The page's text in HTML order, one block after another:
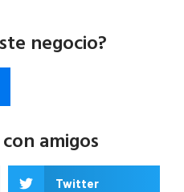
negocio?
amigos
Twitter